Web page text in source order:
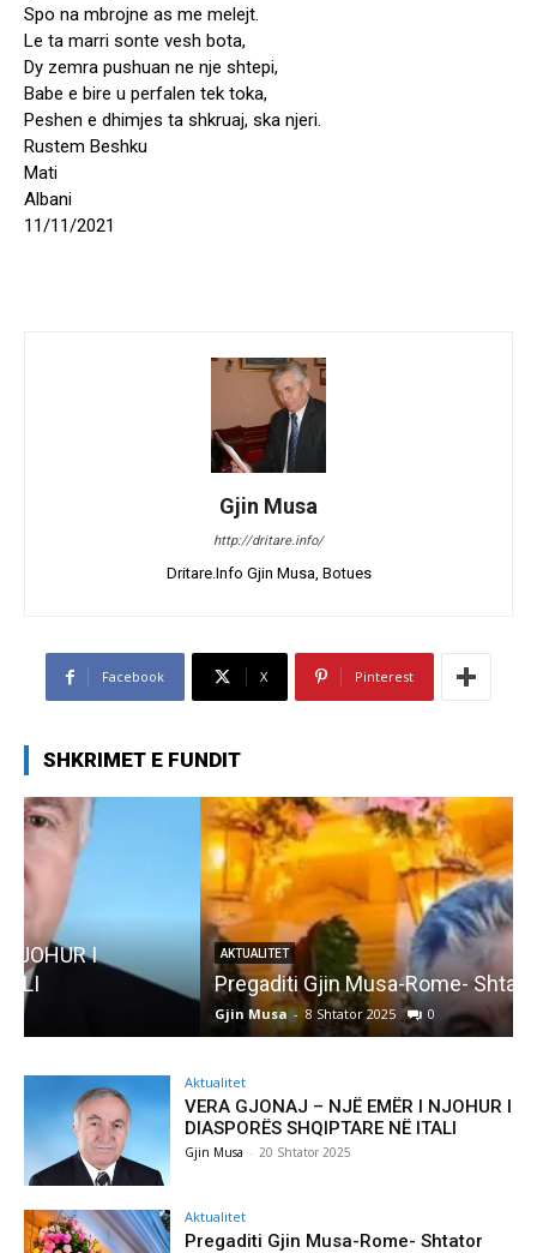
Spo na mbrojne as me melejt.
Le ta marri sonte vesh bota,
Dy zemra pushuan ne nje shtepi,
Babe e bire u perfalen tek toka,
Peshen e dhimjes ta shkruaj, ska njeri.
Rustem Beshku
Mati
Albani
11/11/2021
Gjin Musa
http://dritare.info/
Dritare.Info Gjin Musa, Botues
Facebook X Pinterest
SHKRIMET E FUNDIT
AKTUALITET
Pregaditi Gjin Musa-Rome- Shtator 2025
8 Shtator 2025 0
Aktualitet
VERA GJONAJ – NJË EMËR I NJOHUR I
DIASPORËS SHQIPTARE NË ITALI
Gjin Musa - 20 Shtator 2025
Aktualitet
Pregaditi Gjin Musa-Rome- Shtator